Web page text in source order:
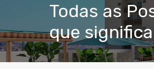
Todas as
que significa